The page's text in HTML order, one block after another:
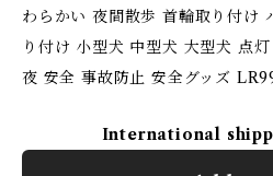
わらかい 夜間散歩 首輪取り付け
り付け 小型犬 中型犬 大型犬 点
夜 安全 事故防止 安全グッズ
International